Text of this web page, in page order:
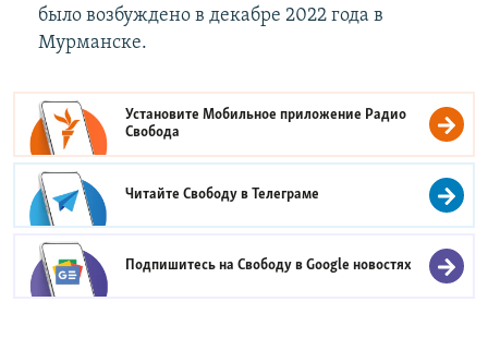
было возбуждено в декабре 2022 года в
Мурманске.
Установите Мобильное приложение Радио
Свобода
Читайте Свободу вТелеграме
Подпишитесь на Свободу вGoogle новостях